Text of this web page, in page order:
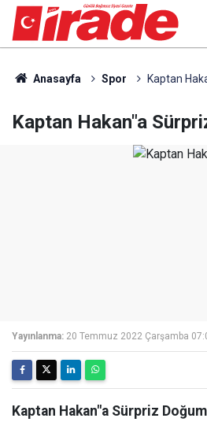
Anasayfa Spor Kaptan
Kaptan Hakan"a
Yayınlanma: 20 Temmuz 2022 Çarşamba
Kaptan Hakan"a Sürpriz